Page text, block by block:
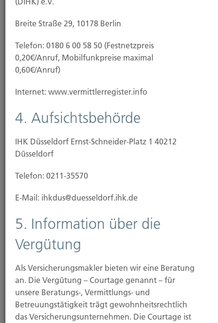
Baufertigstellung/Hauskauf
Breite Straße 29, 10178 Berlin
Telefon: 0180 6 00 58 50 (Festnetzpreis
0,20€/Anruf, Mobilfunkpreise maximal
0,60€/Anruf)
Internet: www.vermittlerregister.info
4. Aufsichtsbehörde
IHK Düsseldorf Ernst-Schneider-Platz 1 40212
Düsseldorf
Telefon: 0211-35570
E-Mail: ihkdus@duesseldorf.ihk.de
5. Information über die
Vergütung
Als Versicherungsmakler bieten wir eine Beratung
an. Die Vergütung – Courtage genannt – für
unsere Beratungs-, Vermittlungs- und
Betreuungstätigkeit trägt gewohnheitsrechtlich
das Versicherungsunternehmen. Die Courtage ist